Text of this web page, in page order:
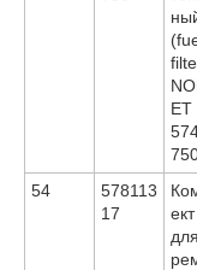
ET
54
578113
17
ект
для